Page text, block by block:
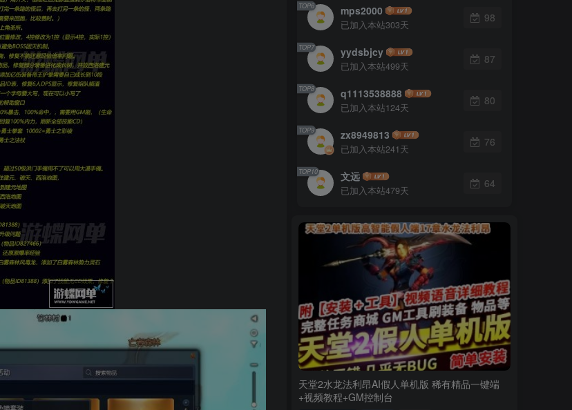
TOP6 mps2000
已加入本站303天
98
TOP7 yydsbjcy
已加入本站499天
87
TOP8 q1113538888
已加入本站124天
80
TOP9 zx8949813
已加入本站241天
76
TOP10 文远
已加入本站479天
64
天堂2水龙法利昂AI假人单机版 稀有精品一键端
+视频教程+GM控制台